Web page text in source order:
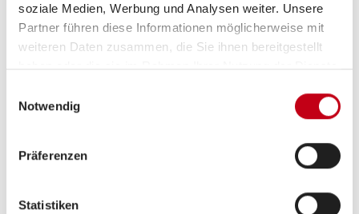
soziale Medien, Werbung und Analysen weiter. Unsere
Partner führen diese Informationen möglicherweise mit
weiteren Daten zusammen, die Sie ihnen bereitgestellt
haben oder die sie im Rahmen Ihrer Nutzung der Dienste
Notwendig
Präferenzen
Statistiken
Was wir bieten
Abwechslungsreiche Aufgaben
Urlaubsgeld
Mitarbeitervorteile in Werkstatt und Mietung